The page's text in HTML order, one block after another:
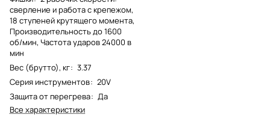
сверление и работа с крепежом,
18 ступеней крутящего момента,
Производительность до 1600
об/мин, Частота ударов 24000 в
мин
Вес (брутто), кг: 3.37
Серия инструментов: 20V
Защита от перегрева: Да
Все характеристики